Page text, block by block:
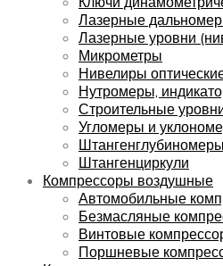
Лазерные
Лазерные уровни
Микрометры
Нивелиры
Нутромеры,
Строительные
Угломеры и
Штангенциркули
Компрессоры воздушные
Автомобильные
Безмасляные
Винтовые
Поршневые